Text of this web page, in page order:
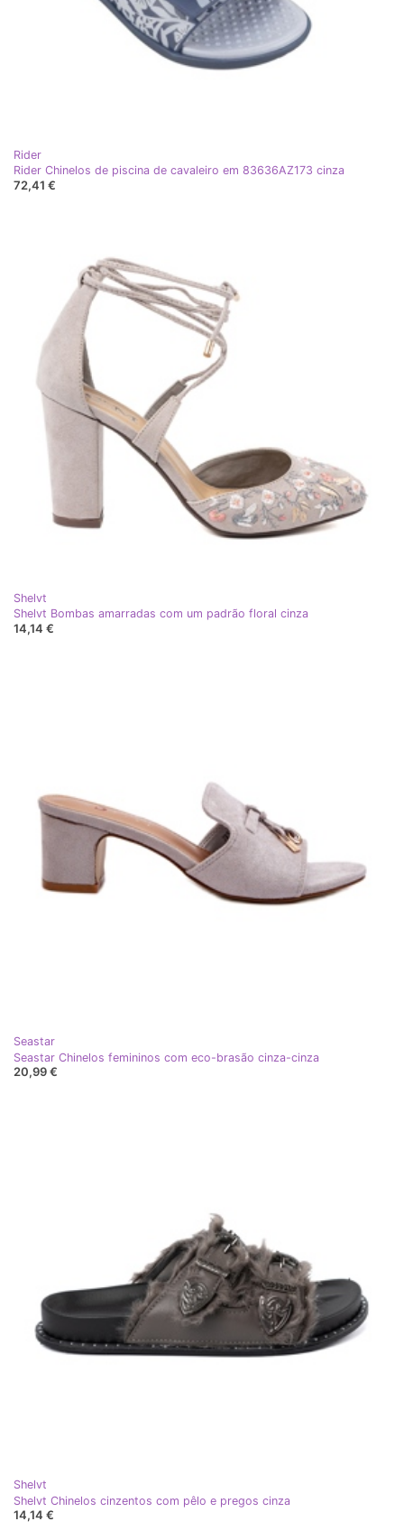
Rider
Rider Chinelos de piscina de cavaleiro em 83636AZ173 cinza
72,41 €
Shelvt
Shelvt Bombas amarradas com um padrão floral cinza
14,14 €
Seastar
Seastar Chinelos femininos com eco-brasão cinza-cinza
20,99 €
Shelvt
Shelvt Chinelos cinzentos com pêlo e pregos cinza
14,14 €